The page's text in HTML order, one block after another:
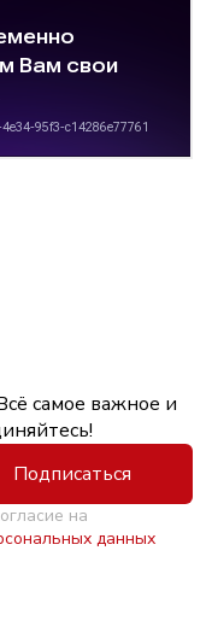
самое важное и
Подписаться
на
данных